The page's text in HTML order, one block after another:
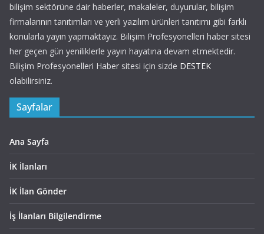
bilişim sektörüne dair haberler, makaleler, duyurular, bilişim
firmalarının tanıtımları ve yerli yazılım ürünleri tanıtımı gibi farklı
konularla yayın yapmaktayız. Bilişim Profesyonelleri haber sitesi
her geçen gün yeniliklerle yayın hayatına devam etmektedir.
Bilişim Profesyonelleri Haber sitesi için sizde DESTEK
olabilirsiniz.
Sayfalar
Ana Sayfa
İK İlanları
İK İlan Gönder
İş İlanları Bilgilendirme